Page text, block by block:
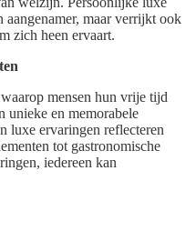
aangenamer, maar verrijkt ook
zich heen ervaart.
mensen hun vrije tijd
unieke en memorabele
luxe ervaringen reflecteren
tot gastronomische
iedereen kan